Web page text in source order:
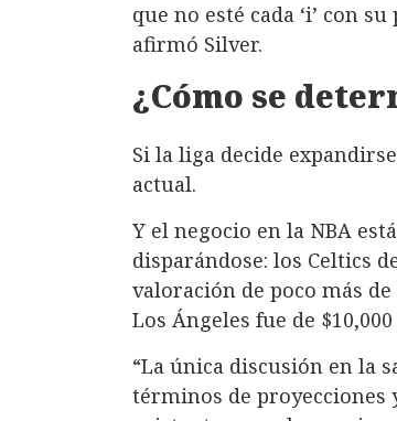
que no esté cada ‘i’ con
afirmó Silver.
¿Cómo se
Si la liga decide
actual.
Y el negocio en la NBA
disparándose: los Celtics
valoración de poco más
Los Ángeles fue de
“La única discusión en la
términos de proyecciones